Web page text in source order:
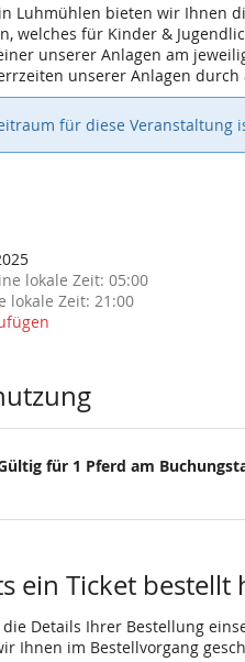
Luhmühlen bieten wir Ihnen
welches für Kinder &
unserer Anlagen am
unserer Anlagen
für diese Veranstaltung
lokale Zeit: 05:00
lokale Zeit: 21:00
für 1 Pferd am
ein Ticket bestellt
Details Ihrer Bestellung
Ihnen im Bestellvorgang